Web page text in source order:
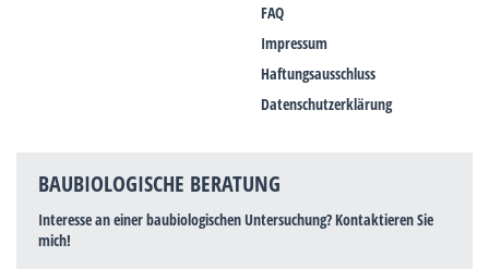
FAQ
Impressum
Haftungsausschluss
Datenschutzerklärung
BAUBIOLOGISCHE BERATUNG
Interesse an einer baubiologischen Untersuchung? Kontaktieren Sie
mich!